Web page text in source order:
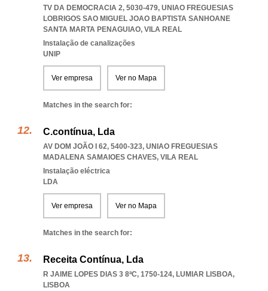
TV DA DEMOCRACIA 2, 5030-479, UNIAO FREGUESIAS
LOBRIGOS SAO MIGUEL JOAO BAPTISTA SANHOANE
SANTA MARTA PENAGUIAO, VILA REAL
Instalação de canalizações
UNIP
Ver empresa Ver no Mapa
Matches in the search for:
C.contínua, Lda
AV DOM JOÃO I 62, 5400-323, UNIAO FREGUESIAS
MADALENA SAMAIOES CHAVES, VILA REAL
Instalação eléctrica
LDA
Ver empresa Ver no Mapa
Matches in the search for:
Receita Contínua, Lda
R JAIME LOPES DIAS 3 8ªC, 1750-124, LUMIAR LISBOA,
LISBOA